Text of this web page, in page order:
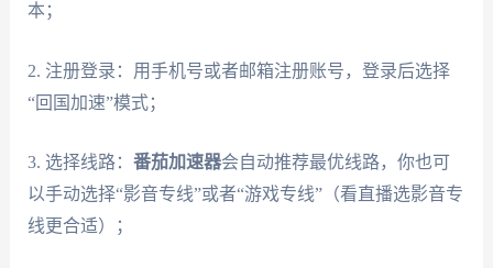
本；
2. 注册登录：用手机号或者邮箱注册账号，登录后选择
“回国加速”模式；
3. 选择线路： 番茄加速器会自动推荐最优线路，你也可
以手动选择“影音专线”或者“游戏专线”（看直播选影音专
线更合适）；